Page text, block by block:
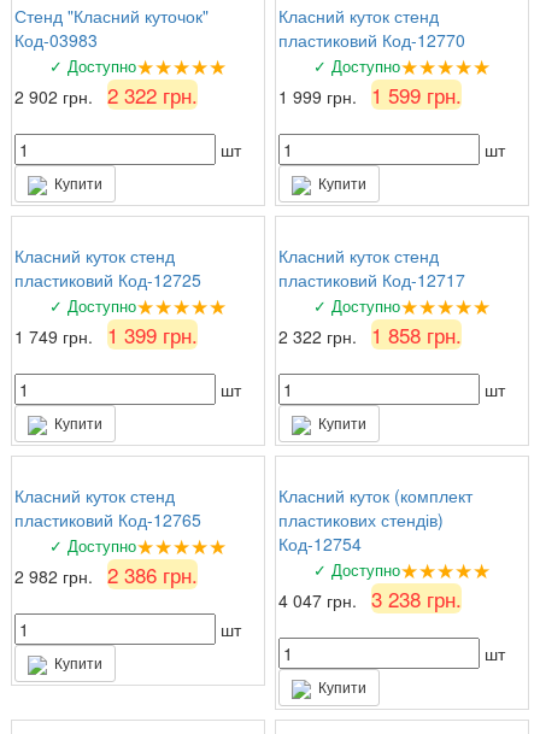
Стенд "Класний куточок"
Код-03983
✓ Доступно★★★★★
2 902 грн. 2 322 грн.
шт
Купити
Класний куток стенд
пластиковий Код-12770
✓ Доступно★★★★★
1 999 грн. 1 599 грн.
шт
Купити
Класний куток стенд
пластиковий Код-12725
✓ Доступно★★★★★
1 749 грн. 1 399 грн.
шт
Купити
Класний куток стенд
пластиковий Код-12717
✓ Доступно★★★★★
2 322 грн. 1 858 грн.
шт
Купити
Класний куток стенд
пластиковий Код-12765
✓ Доступно★★★★★
2 982 грн. 2 386 грн.
шт
Купити
Класний куток (комплект
пластикових стендів)
Код-12754
✓ Доступно★★★★★
4 047 грн. 3 238 грн.
шт
Купити